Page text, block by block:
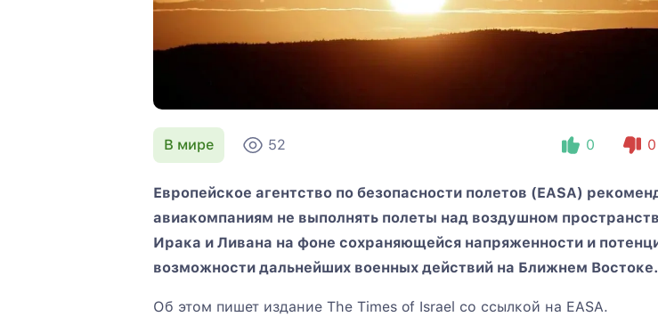
В мире 52 0 0
Европейское агентство по безопасности полетов (EASA)
авиакомпаниям не выполнять полеты над воздушном
Ирака и Ливана на фоне сохраняющейся напряженности и
возможности дальнейших военных действий на Ближнем Востоке.
Об этом пишет издание The Times of Israel со ссылкой на EASA.